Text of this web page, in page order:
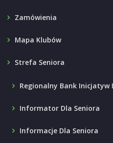
Zamówienia
Mapa Klubów
Strefa Seniora
Regionalny Bank Inicjatyw
Informator Dla Seniora
Informacje Dla Seniora